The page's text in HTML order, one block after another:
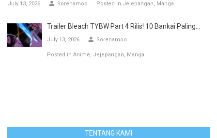
July 13, 2026 Sorenamoo Posted in Jejepangan Manga
Trailer Bleach TYBW Part 4 Rilis! 10 Bankai Paling...
July 13, 2026 Sorenamoo
Posted in Anime Jejepangan Manga
TENTANG KAMI